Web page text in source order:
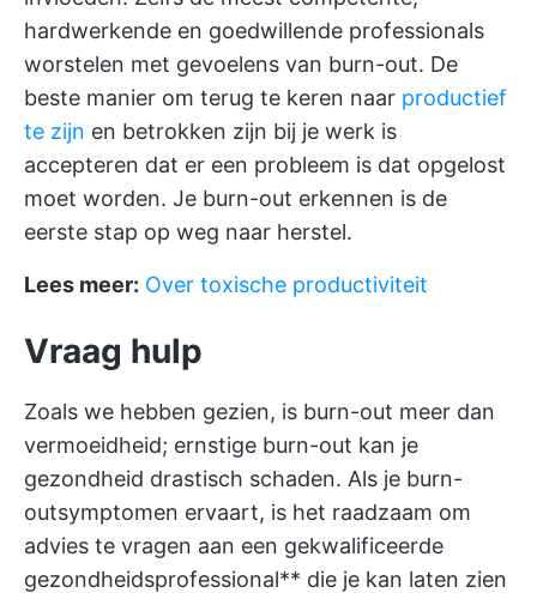
hardwerkende en goedwillende professionals
worstelen met gevoelens van burn-out. De
beste manier om terug te keren naar productief
te zijn en betrokken zijn bij je werk is
accepteren dat er een probleem is dat opgelost
moet worden. Je burn-out erkennen is de
eerste stap op weg naar herstel.
Lees meer: Over toxische productiviteit
Vraag hulp
Zoals we hebben gezien, is burn-out meer dan
vermoeidheid; ernstige burn-out kan je
gezondheid drastisch schaden. Als je burn-
outsymptomen ervaart, is het raadzaam om
advies te vragen aan een gekwalificeerde
gezondheidsprofessional** die je kan laten zien